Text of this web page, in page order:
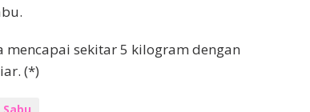
sekitar 5 kilogram dengan
(*)